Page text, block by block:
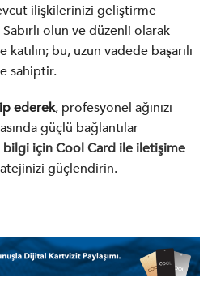
ilişkilerinizi geliştirme
olun ve düzenli olarak
bu, uzun vadede başarılı
sahiptir.
ederek, profesyonel ağınızı
güçlü bağlantılar
bilgi için Cool Card ile iletişime
güçlendirin.